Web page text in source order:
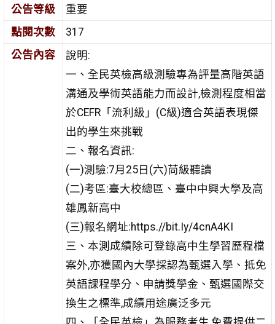
公告等級
重要
點閱次數
317
公告內容
說明:
一、全民英檢高級測驗專為評量高階英語
溝通及學術英語能力而設計,檢測程度相當
於CEFR「流利級」(C級)適合英語表現傑
出的學生來挑戰
二、報名資訊:
(一)測驗:7月25日(六)苘級聽讀
(二)考區:臺大校總區、臺中中興大學及高
雄鳳新高中
(三)報名網址:https.//bit.Iy/4cnA4KI
三、本測成績除可登錄高中生學習歷程檔
案外,亦獲國內大學採認為甄選入學、抵免
英語課程學分、申請獎學金、甄選國際交
換生之標準,成績用途廣泛多元